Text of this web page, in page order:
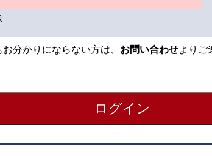
分かりにならない方は、 お問い合わせよりご